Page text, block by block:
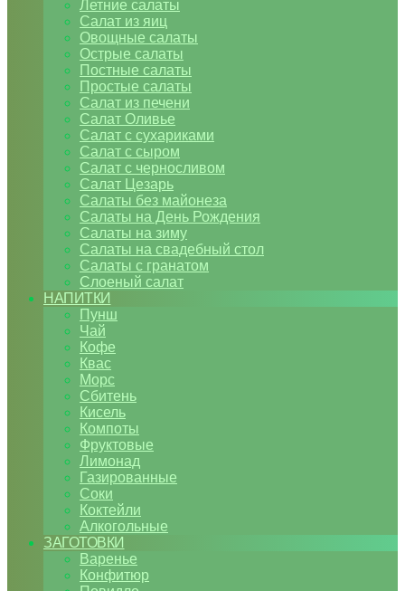
Летние салаты
Салат из яиц
Овощные салаты
Острые салаты
Постные салаты
Простые салаты
Салат из печени
Салат Оливье
Салат с сухариками
Салат с сыром
Салат с черносливом
Салат Цезарь
Салаты без майонеза
Салаты на День Рождения
Салаты на зиму
Салаты на свадебный стол
Салаты с гранатом
Слоеный салат
НАПИТКИ
Пунш
Чай
Кофе
Квас
Морс
Сбитень
Кисель
Компоты
Фруктовые
Лимонад
Газированные
Соки
Коктейли
Алкогольные
ЗАГОТОВКИ
Варенье
Конфитюр